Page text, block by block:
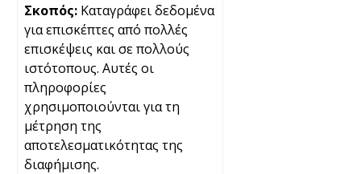
Καταγράφει δεδομένα
για επισκέπτες από πολλές
επισκέψεις και σε πολλούς
ιστότοπους. Αυτές οι
πληροφορίες
χρησιμοποιούνται για τη
μέτρηση της
αποτελεσματικότητας της
διαφήμισης.